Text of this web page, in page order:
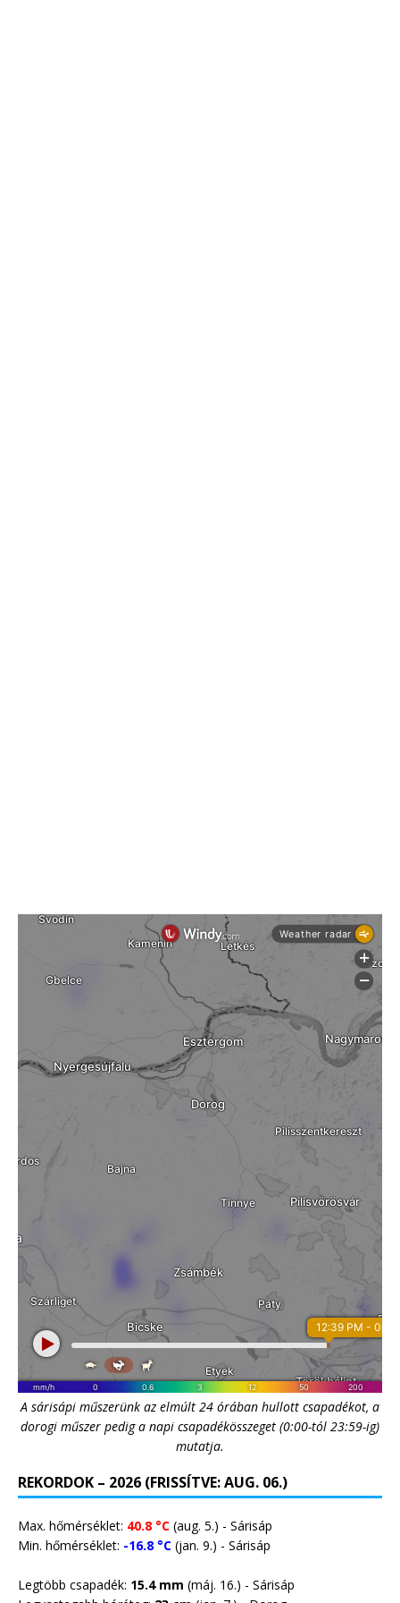
A sárisápi műszerünk az elmúlt 24 órában hullott csapadékot, a
dorogi műszer pedig a napi csapadékösszeget (0:00-tól 23:59-ig)
mutatja.
REKORDOK – 2026 (FRISSÍTVE: AUG. 06.)
Max. hőmérséklet: 40.8 °C (aug. 5.) - Sárisáp
Min. hőmérséklet: -16.8 °C (jan. 9.) - Sárisáp
Legtöbb csapadék: 15.4 mm (máj. 16.) - Sárisáp